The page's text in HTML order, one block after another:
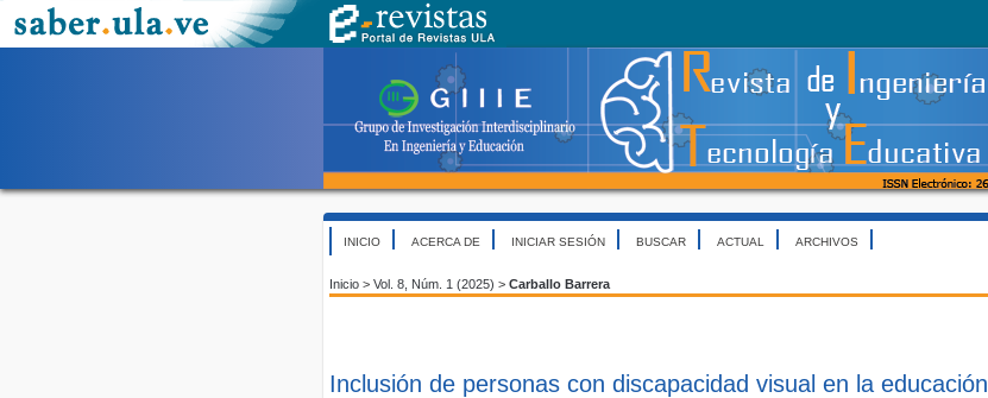
INICIO ACERCA DE INICIAR SESIÓN BUSCAR ACTUAL ARCHIVOS
Inicio > Vol. 8, Núm. 1 (2025) > Carballo Barrera
Inclusión de personas con discapacidad visual en la educación